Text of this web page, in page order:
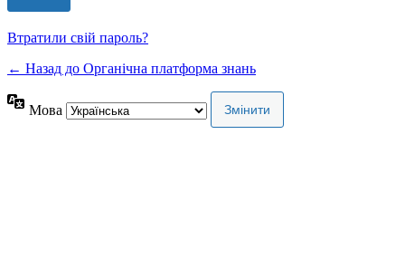
Втратили свій пароль?
← Назад до Органічна платформа знань
Мова